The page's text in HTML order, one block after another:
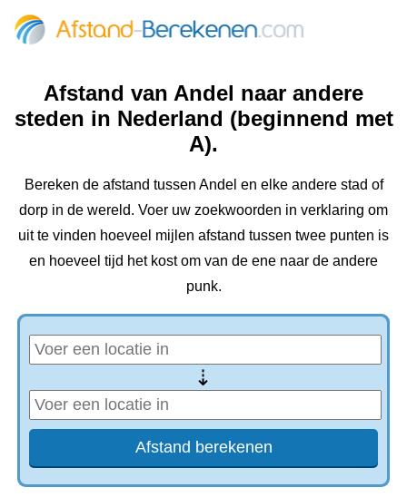
Afstand van Andel naar andere
steden in Nederland (beginnend met
A).
Bereken de afstand tussen Andel en elke andere stad of
dorp in de wereld. Voer uw zoekwoorden in verklaring om
uit te vinden hoeveel mijlen afstand tussen twee punten is
en hoeveel tijd het kost om van de ene naar de andere
punk.
⇢